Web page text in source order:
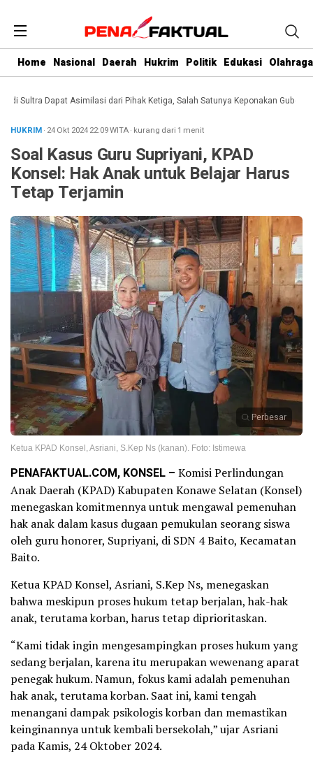
Home Nasional Daerah Hukrim Politik Edukasi Olahraga
Dapat Asimilasi dari Pihak Ketiga, Salah Satunya Keponakan Gubernur
HUKRIM· 24 Okt 202422:09WITA· kurang dari 1 menit
Soal Kasus Guru Supriyani, KPAD
Konsel: Hak Anak untuk Belajar Harus
Tetap Terjamin
Perbesar
Ketua KPAD Konsel, Asriani, S.Kep Ns (kanan). Foto: Istimewa
PENAFAKTUAL.COM, KONSEL – Komisi Perlindungan
Anak Daerah (KPAD) Kabupaten Konawe Selatan (Konsel)
menegaskan komitmennya untuk mengawal pemenuhan
hak anak dalam kasus dugaan pemukulan seorang siswa
oleh guru honorer, Supriyani, di SDN 4 Baito, Kecamatan
Baito.
Ketua KPAD Konsel, Asriani, S.Kep Ns, menegaskan
bahwa meskipun proses hukum tetap berjalan, hak-hak
anak, terutama korban, harus tetap diprioritaskan.
“Kami tidak ingin mengesampingkan proses hukum yang
sedang berjalan, karena itu merupakan wewenang aparat
penegak hukum. Namun, fokus kami adalah pemenuhan
hak anak, terutama korban. Saat ini, kami tengah
menangani dampak psikologis korban dan memastikan
keinginannya untuk kembali bersekolah,” ujar Asriani
pada Kamis, 24 Oktober 2024.